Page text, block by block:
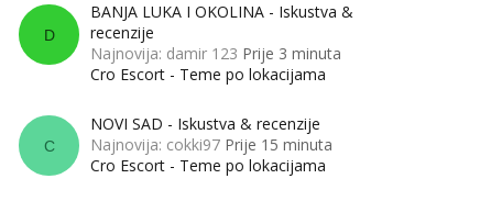
D
BANJA LUKA I OKOLINA - Iskustva &
recenzije
Najnovija: damir 123 Prije 3 minuta
Cro Escort - Teme po lokacijama
C
NOVI SAD - Iskustva & recenzije
Najnovija: cokki97 Prije 15 minuta
Cro Escort - Teme po lokacijama